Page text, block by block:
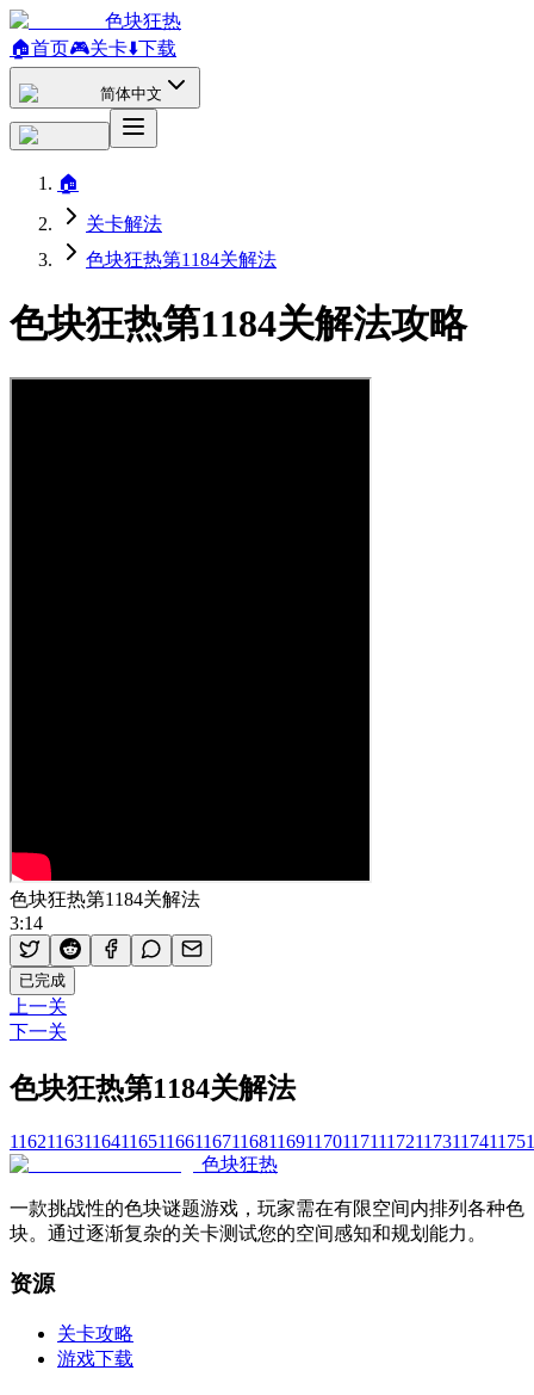
色块狂热
🏠首页🎮关卡⬇️下载
简体中文
🏠
关卡解法
色块狂热第1184关解法
色块狂热第1184关解法攻略
色块狂热第1184关解法
3:14
已完成
上一关
下一关
色块狂热第1184关解法
11621163116411651166116711681169117011711172117311741175
色块狂热
一款挑战性的色块谜题游戏，玩家需在有限空间内排列各种色
块。通过逐渐复杂的关卡测试您的空间感知和规划能力。
资源
关卡攻略
游戏下载